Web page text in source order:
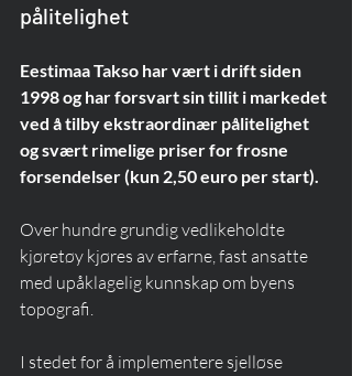
pålitelighet
Eestimaa Takso har vært i drift siden
1998 og har forsvart sin tillit i markedet
ved å tilby ekstraordinær pålitelighet
og svært rimelige priser for frosne
forsendelser (kun 2,50 euro per start).
Over hundre grundig vedlikeholdte
kjøretøy kjøres av erfarne, fast ansatte
med upåklagelig kunnskap om byens
topografi.
I stedet for å implementere sjelløse